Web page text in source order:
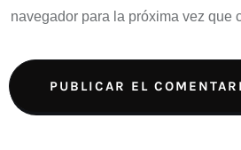
navegador para la próxima vez que